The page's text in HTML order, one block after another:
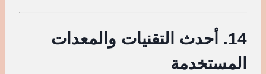
14. أحدث التقنيات والمعدات
المستخدمة